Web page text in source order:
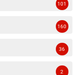
101
160
36
2